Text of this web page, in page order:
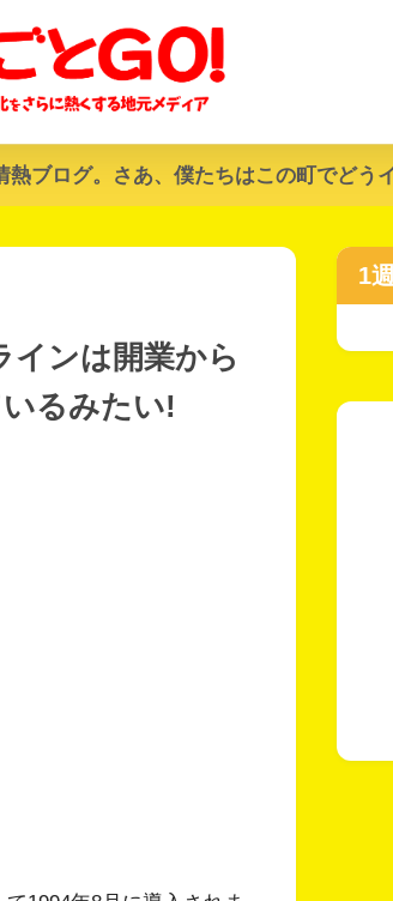
ブログ。さあ、僕たちはこの町でどうイ
インは開業から
るみたい!
1